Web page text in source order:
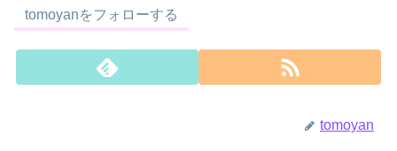
tomoyanをフォローする
tomoyan